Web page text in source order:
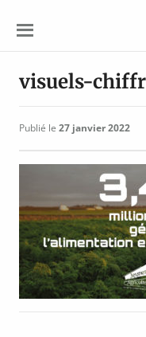
visuels-
Publié le 27 janvier 2022